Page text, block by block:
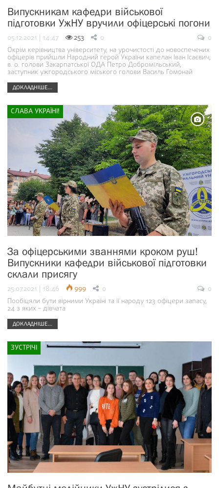
Випускникам кафедри військової
підготовки УжНУ вручили офіцерські погони
05.12.2021 | 14:47 253 0
0
Окрім керівництва університету, на урочистості до новоспечених
офіцерів прийшли Народний герой України капелан Іван Ісаєвич,
в. о. голови Закарпатської ОДА Петро Добромільський,
заступник ужгородського міського голови Василь Гомонай
ДОКЛАДНІШЕ...
СЛАВА УКРАЇНІ!
За офіцерськими званнями кроком руш!
Випускники кафедри військової підготовки
склали присягу
25.07.2021 | 18:46 999 0
0
Пообіцяли бути вірними Україні та її народу 123 офіцери запасу,
24 з яких – дівчата
ДОКЛАДНІШЕ...
ЗУСТРІЧІ